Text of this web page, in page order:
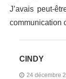
J’avais peut-
communication
CINDY
24 décembre